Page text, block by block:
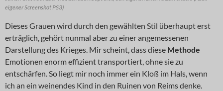
eigener Screenshot PS3)
Dieses Grauen wird durch den gewählten Stil überhaupt erst
erträglich, gehört nunmal aber zu einer angemessenen
Darstellung des Krieges. Mir scheint, dass diese Methode
Emotionen enorm effizient transportiert, ohne sie zu
entschärfen. So liegt mir noch immer ein Kloß im Hals, wenn
ich an ein weinendes Kind in den Ruinen von Reims denke.